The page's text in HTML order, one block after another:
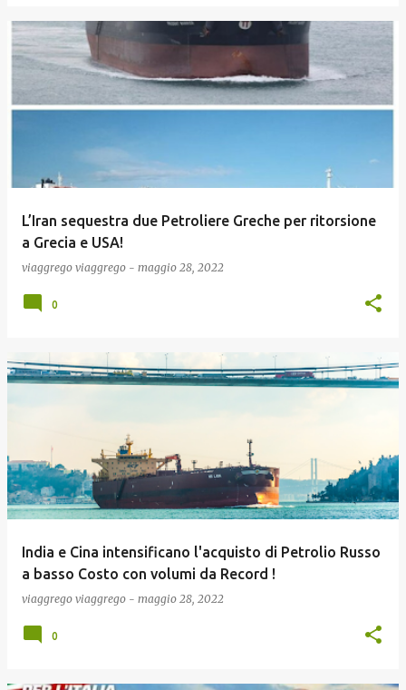
L’Iran sequestra due Petroliere Greche per ritorsione
a Grecia e USA!
viaggrego viaggrego - maggio 28, 2022
0
India e Cina intensificano l'acquisto di Petrolio Russo
a basso Costo con volumi da Record !
viaggrego viaggrego - maggio 28, 2022
0